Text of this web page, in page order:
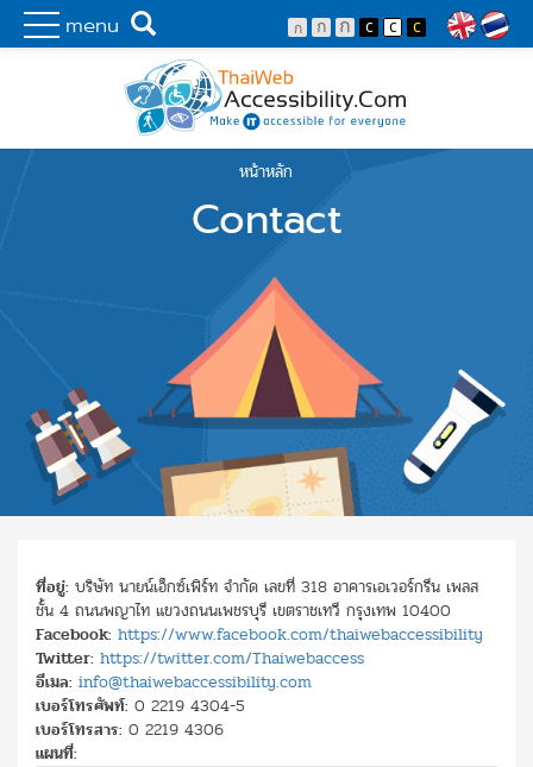
menu
Skip to main content
พัฒนาเว็บไซต์ที่ทุกคนเข้าถึงได้ที่แรก
Search
หน้าหลัก
Contact
ที่อยู่: บริษัท นายน์เอ็กซ์เพิร์ท จำกัด เลขที่ 318 อาคารเอเวอร์กรีน เพลส
ชั้น 4 ถนนพญาไท แขวงถนนเพชรบุรี เขตราชเทวี กรุงเทพ 10400
Facebook: https://www.facebook.com/thaiwebaccessibility
Twitter: https://twitter.com/Thaiwebaccess
อีเมล: info@thaiwebaccessibility.com
เบอร์โทรศัพท์: 0 2219 4304-5
เบอร์โทรสาร: 0 2219 4306
แผนที่: